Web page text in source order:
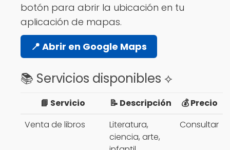
botón para abrir la ubicación en tu
aplicación de mapas.
📍 Abrir en Google Maps
📚 Servicios disponibles ⟡
📘 Servicio 📝 Descripción
💰 Precio
Venta de libros
Literatura,
ciencia, arte,
Consultar